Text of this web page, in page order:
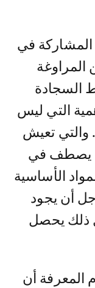
المشاركة في
المراوغة
السجادة
التي ليس
والتي تعيش
يصطف في
الأساسية
أن يجود
ذلك يحصل
المعرفة أن